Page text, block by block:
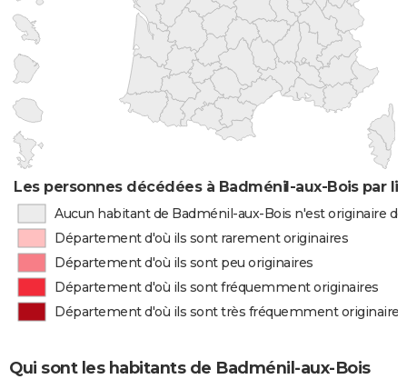
Les personnes décédées à Badménil-aux-Bois par
Aucun habitant de Badménil-aux-Bois n'est originaire
Département d'où ils sont rarement originaires
Département d'où ils sont peu originaires
Département d'où ils sont fréquemment originaires
Département d'où ils sont très fréquemment originaires
Qui sont les habitants de Badménil-aux-Bois